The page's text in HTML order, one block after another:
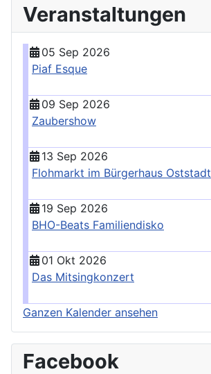
Veranstaltungen
05 Sep 2026
Piaf Esque
09 Sep 2026
Zaubershow
13 Sep 2026
Flohmarkt im Bürgerhaus Oststadt
19 Sep 2026
BHO-Beats Familiendisko
01 Okt 2026
Das Mitsingkonzert
Ganzen Kalender ansehen
Facebook